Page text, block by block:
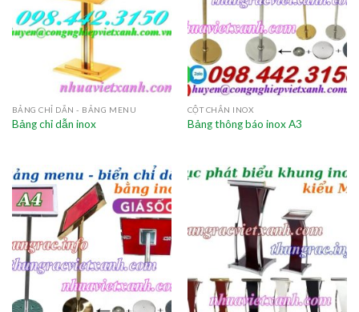
BẢNG CHỈ DẪN - BẢNG MENU
Bảng chỉ dẫn inox
CỘT CHẮN INOX
Bảng thông báo inox A3